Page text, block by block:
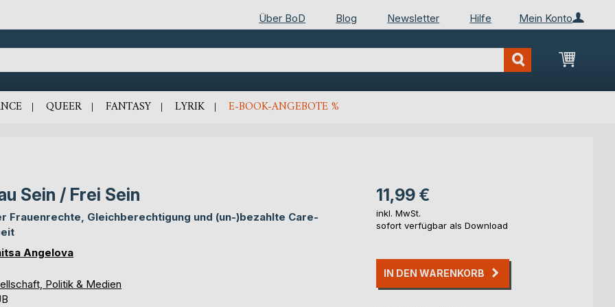
Mein Konto
Über BoD Blog Newsletter Hilfe
Mein
QUEER FANTASY LYRIK E-BOOK-ANGEBOTE %
Sein / Frei Sein
Frauenrechte, Gleichberechtigung und (un-)bezahlte Care-
Angelova
Politik & Medien
11,99 €
inkl. MwSt.
sofort verfügbar als Download
IN DEN WARENKORB